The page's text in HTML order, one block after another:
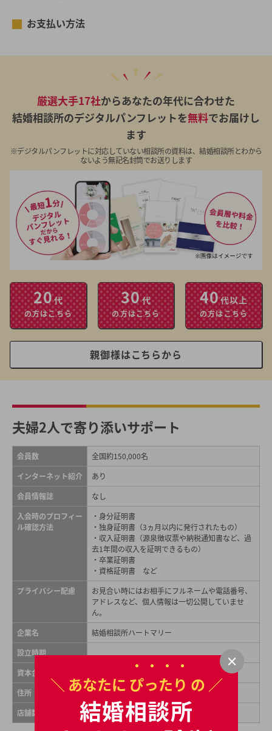
お支払い方法
厳選大手17社からあなたの年代に合わせた
結婚相談所のデジタルパンフレットを無料でお届けし
ます
※デジタルパンフレットに対応していない相談所の資料は、結婚相談所とわから
ないよう無記名封筒でお送りします
20代
の方はこちら
30代
の方はこちら
40代以上
の方はこちら
親御様はこちらから
夫婦2人で寄り添いサポート
会員数
全国約150,000名
インターネット紹介
あり
会員情報誌
なし
入会時のプロフィー
ル確認方法
・身分証明書
・独身証明書（3ヵ月以内に発行されたもの）
・収入証明書（源泉徴収票や納税通知書など、過
去1年間の収入を証明できるもの）
・卒業証明書
・資格証明書 など
プライバシー配慮
お見合い時にはお相手にフルネームや電話番号、
アドレスなど、個人情報は一切公開していませ
ん。
企業名
結婚相談所ハートマリー
設立時期
資本金
住所
大阪府岸和田市土生町2丁目26-12 2階
店舗数
1
＼ あなたに ぴったり の ／
結婚相談所